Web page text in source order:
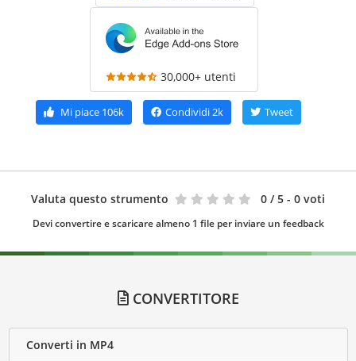
30,000+ utenti
Mi piace 106k Condividi 2k Tweet
Valuta questo strumento 0 / 5 - 0 voti
Devi convertire e scaricare almeno 1 file per inviare un feedback
CONVERTITORE
Converti in MP4